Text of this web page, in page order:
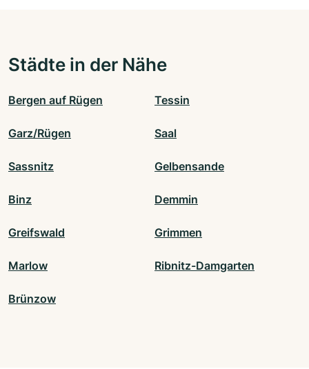
Städte in der Nähe
Bergen auf Rügen Tessin
Garz/Rügen Saal
Sassnitz Gelbensande
Binz Demmin
Greifswald Grimmen
Marlow Ribnitz-Damgarten
Brünzow